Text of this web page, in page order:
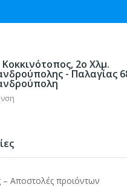
2ο Χλμ.
- Παλαγίας
Αποστολές προιόντων